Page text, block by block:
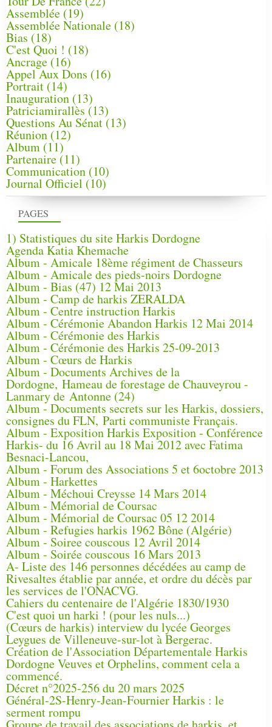
PAGES
1) Statistiques du site Harkis Dordogne
Agenda Katia Khemache
Album - Amicale 18ème régiment de Chasseurs
Album - Amicale des pieds-noirs Dordogne
Album - Bias (47) 12 Mai 2013
Album - Camp de harkis ZERALDA
Album - Centre instruction Harkis
Album - Cérémonie Abandon Harkis 12 Mai 2014
Album - Cérémonie des Harkis
Album - Cérémonie des Harkis 25-09-2013
Album - Cœurs de Harkis
Album - Documents Archives de la
Dordogne, Hameau de forestage de Chauveyrou -
Lanmary de Antonne (24)
Album - Documents secrets sur les Harkis, dossiers,
consignes du FLN, Parti communiste Français.
Album - Exposition Harkis Exposition - Conférence
Harkis- du 16 Avril au 18 Mai 2012 avec Fatima
Besnaci-Lancou,
Album - Forum des Associations 5 et 6octobre 2013
Album - Harkettes
Album - Méchoui Creysse 14 Mars 2014
Album - Mémorial de Coursac
Album - Mémorial de Coursac 05 12 2014
Album - Refugies harkis 1962 Bône (Algérie)
Album - Soiree couscous 12 Avril 2014
Album - Soirée couscous 16 Mars 2013
A- Liste des 146 personnes décédées au camp de
Rivesaltes établie par année, et ordre du décès par
les services de l'ONACVG.
Cahiers du centenaire de l'Algérie 1830/1930
C'est quoi un harki ! (pour les nuls...)
(Cœurs de harkis) interview du lycée Georges
Leygues de Villeneuve-sur-lot à Bergerac.
Création de l'Association Départementale Harkis
Dordogne Veuves et Orphelins, comment cela a
commencé.
Décret n°2025-256 du 20 mars 2025
Général-2S-Henry-Jean-Fournier Harkis : le
serment rompu
Assemblée (19)
Assemblée Nationale (18)
Bias (18)
C'est Quoi ! (18)
Ancrage (16)
Appel Aux Dons (16)
Portrait (14)
Inauguration (13)
Patriciamirallès (13)
Questions Au Sénat(13)
Réunion (12)
Album (11)
Partenaire(11)
Communication (10)
Journal Officiel (10)